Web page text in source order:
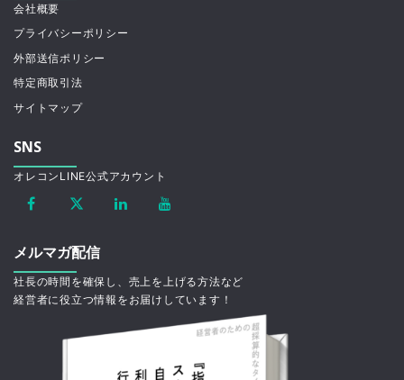
会社概要
プライバシーポリシー
外部送信ポリシー
特定商取引法
サイトマップ
SNS
オレコンLINE公式アカウント
メルマガ配信
社長の時間を確保し、売上を上げる方法など
経営者に役立つ情報をお届けしています！